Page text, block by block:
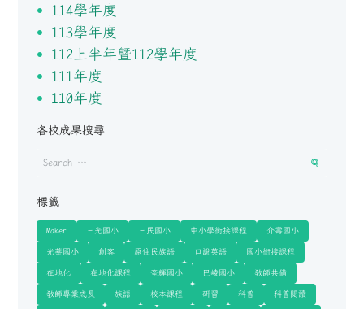
114學年度
113學年度
112上半年暨112學年度
111年度
110年度
各校成果搜尋
標籤
Maker 三光國小 三民國小 中小學銜接課程 介壽國小
光華國小 創客 原住民族語 口說英語 國小銜接課程
在地化 在地化課程 奎輝國小 巴崚國小 教師共備
教師專業成長 族語 校本課程 研習 科普 科普閱讀